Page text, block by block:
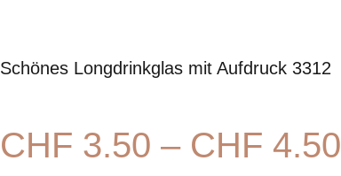
Schönes Longdrinkglas mit Aufdruck 3312
CHF 3.50 – CHF 4.50